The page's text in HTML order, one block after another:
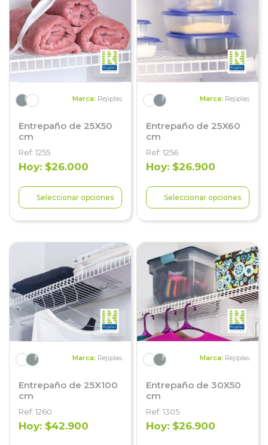
Marca: Rejiplas
Entrepaño de 25X50
cm
Ref: 1255
Hoy: $26.000
Seleccionar opciones
Marca: Rejiplas
Entrepaño de 25X60
cm
Ref: 1256
Hoy: $26.900
Seleccionar opciones
Marca: Rejiplas
Entrepaño de 25X100
cm
Ref: 1260
Hoy: $42.900
Marca: Rejiplas
Entrepaño de 30X50
cm
Ref: 1305
Hoy: $26.900